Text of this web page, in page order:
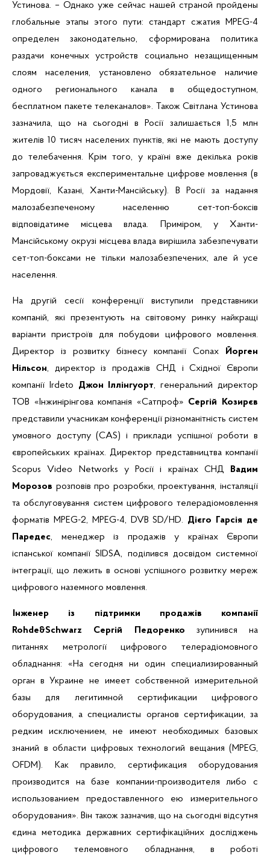
Устинова. – Однако уже сейчас нашей страной пройдены
глобальные этапы этого пути: стандарт сжатия MPEG-4
определен законодательно, сформирована политика
раздачи конечных устройств социально незащищенным
слоям населения, установлено обязательное наличие
одного регионального канала в общедоступном,
бесплатном пакете телеканалов». Також Світлана Устинова
зазначила, що на сьогодні в Росії залишається 1,5 млн
жителів 10 тисяч населених пунктів, які не мають доступу
до телебачення. Крім того, у країні вже декілька років
запроваджується експериментальне цифрове мовлення (в
Мордовії, Казані, Ханти-Мансійську). В Росії за надання
малозабезпеченому населенню сет-топ-боксів
відповідатиме місцева влада. Приміром, у Ханти-
Мансійському окрузі місцева влада вирішила забезпечувати
сет-топ-боксами не тільки малозабезпечених, але й усе
населення.
На другій сесії конференції виступили представники
компаній, які презентують на світовому ринку найкращі
варіанти пристроїв для побудови цифрового мовлення.
Директор із розвитку бізнесу компанії Conax
Йорген
Нільсон, директор із продажів СНД і Східної Європи
компанії Irdeto Джон Іллінгуорт, генеральний директор
ТОВ «Інжинірінгова компанія «Сатпроф» Сергій Козирєв
представили учасникам конференції різноманітність систем
умовного доступу (CAS) і приклади успішної роботи в
європейських країнах. Директор представництва компанії
Scopus Video Networks у Росії і країнах СНД
Вадим
Морозов розповів про розробки, проектування, інсталяції
та обслуговування систем цифрового телерадіомовлення
форматів MPEG-2, MPEG-4, DVB SD/HD. Дієго Гарсія де
Паредес, менеджер із продажів у країнах Європи
іспанської компанії SIDSA, поділився досвідом системної
інтеграції, що лежить в основі успішного розвитку мереж
цифрового наземного мовлення.
Інженер із підтримки продажів компанії
Rohde&Schwarz Сергій Педоренко зупинився на
питаннях метрології цифрового телерадіомовного
обладнання: «На сегодня ни один специализированный
орган в Украине не имеет собственной измерительной
базы для легитимной сертификации цифрового
оборудования, а специалисты органов сертификации, за
редким исключением, не имеют необходимых базовых
знаний в области цифровых технологий вещания (MPEG,
OFDM). Как правило, сертификация оборудования
производится на базе компании-производителя либо с
использованием предоставленного ею измерительного
оборудования». Він також зазначив, що на сьогодні відсутня
єдина методика державних сертифікаційних досліджень
цифрового телемовного обладнання, в роботі